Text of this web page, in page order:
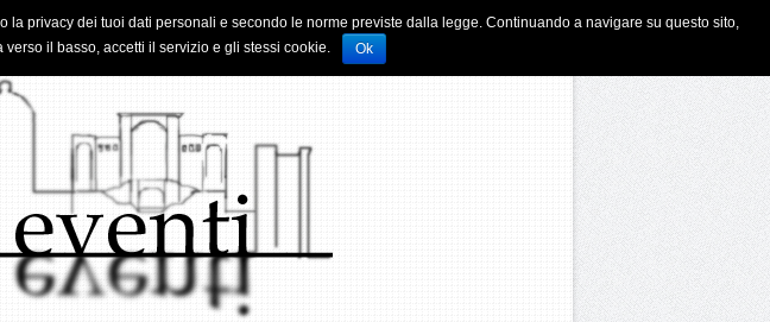
privacy dei tuoi dati personali e secondo le norme previste dalla legge. Continuando a navigare su questo sito,
il basso, accetti il servizio e gli stessi cookie.
Ok